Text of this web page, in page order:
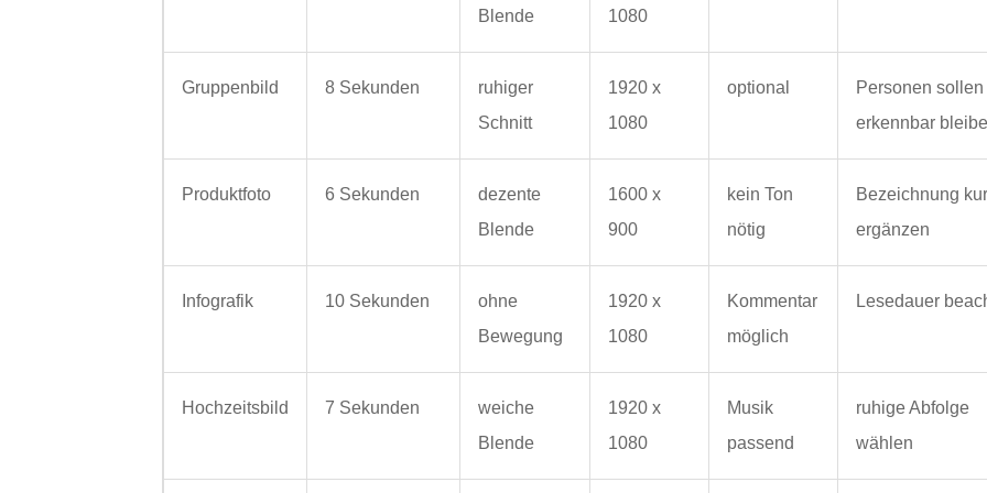
Blende
1080
Gruppenbild 8 Sekunden
ruhiger
Schnitt
1920 x
1080
optional
Personen sollen
erkennbar
Produktfoto 6 Sekunden
dezente
Blende
1600 x
900
kein Ton
nötig
Bezeichnung
ergänzen
Infografik 10 Sekunden
ohne
Bewegung
1920 x
1080
Kommentar
möglich
Lesedauer
Hochzeitsbild 7 Sekunden
weiche
Blende
1920 x
1080
Musik
passend
ruhige Abfolge
wählen